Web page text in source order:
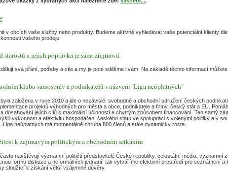
v obcích vaše služby nebo produkty. Budeme aktivně vyhledávat vaše potenciální klienty
vašeho prodeje.
starostů a jejich poptávka je samozřejmostí
svá přání, potřeby a cíle a my je poté sdělíme i vám. Na základě těchto informací
klubu samospráv a podnikatelů s názvem "Liga neúplatných"
založena v roce 2010 a jde o nezávislé, svobodné a obchodní sdružení českých
projektů výhodných pro města a obce, podnikatele a firmy, český stát a EU.
dosahování jejích cílů s maximální účinností a chytrým způsobem financování. Ten samý
výkonnost a efektivitu hospodaření českého státu ve spolupráci s volenými politiky a v
Liga neúplatných má momentálně zhruba 800 členů a stále dynamicky roste.
k zajímavým politickým a obchodním setkáním
navštěvují významní političtí představitelé České republiky, celostátní média, významní
formu diskuze a neformálních jednaní, tak vytváříme efektivní prostředí pro seznámení
sloužící k získání větší vzájemné důvěry.